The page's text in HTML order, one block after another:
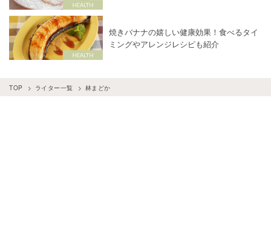
焼きバナナの嬉しい健康効果！食べるタイ
ミングやアレンジレシピも紹介
TOP ライター一覧 林まどか